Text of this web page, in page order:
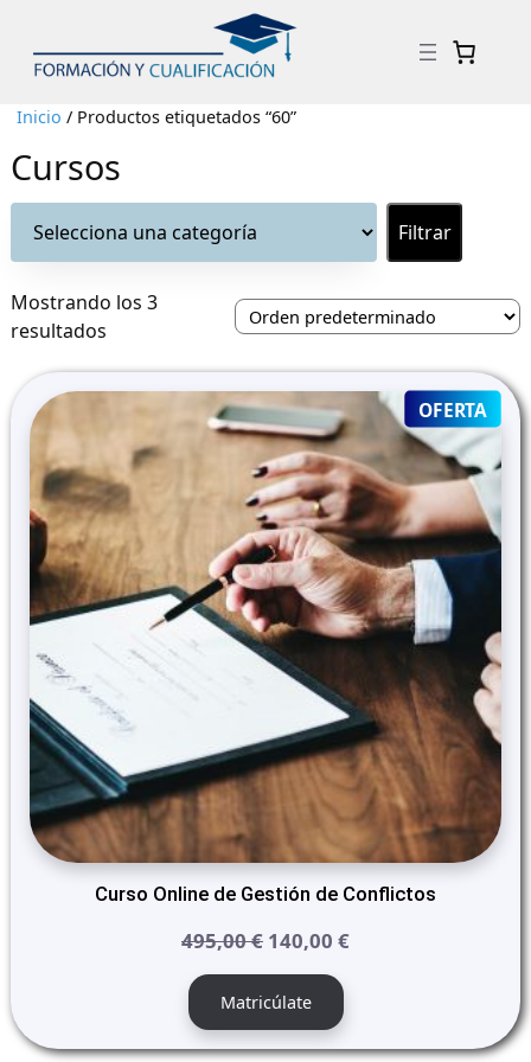
Inicio / Productos etiquetados “60”
Cursos
una
Mostrando los 3
resultados
OFERTA
ON
SALE
Curso Online de Gestión de Conflictos
495,00€ El
precio
original
era:
140,00 €El
Matricúlate